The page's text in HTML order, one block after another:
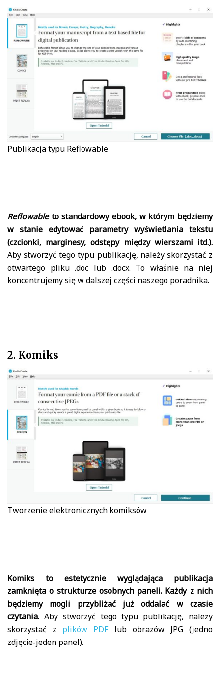
Publikacja typu Reflowable
Reflowableto standardowy ebook, w którym będziemy
w stanie edytować parametry wyświetlania tekstu
(czcionki, marginesy, odstępy między wierszami itd.).
Aby stworzyć tego typu publikację, należy skorzystać z
otwartego pliku .doc lub .docx. To właśnie na niej
koncentrujemy się w dalszej części naszego poradnika.
2. Komiks
Tworzenie elektronicznych komiksów
Komiks to estetycznie wyglądająca publikacja
zamknięta o strukturze osobnych paneli. Każdy z nich
będziemy mogli przybliżać już oddalać w czasie
czytania. Aby stworzyć tego typu publikację, należy
skorzystać z plików PDF lub obrazów JPG (jedno
zdjęcie-jeden panel).